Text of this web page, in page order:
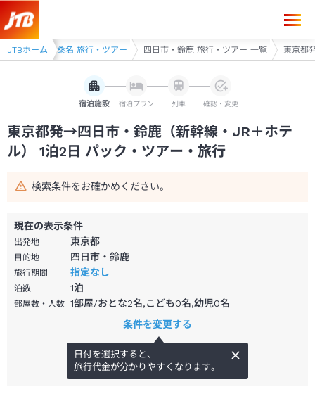
JTBホーム
鹿・四日市・桑名 旅行・ツアー 四日市・鈴鹿 旅行・ツアー 一覧 東京都
宿泊施設 宿泊プラン 列車 確認・変更
東京都発→四日市・鈴鹿（新幹線・JR＋ホテ
ル） 1泊2日 パック・ツアー・旅行
検索条件をお確かめください。
現在の表示条件
出発地 東京都
目的地 四日市・鈴鹿
旅行期間 指定なし
泊数 1泊
部屋数・人数 1部屋/おとな2名,こども0名,幼児0名
条件を変更する
日付を選択すると、
旅行代金が分かりやすくなります。